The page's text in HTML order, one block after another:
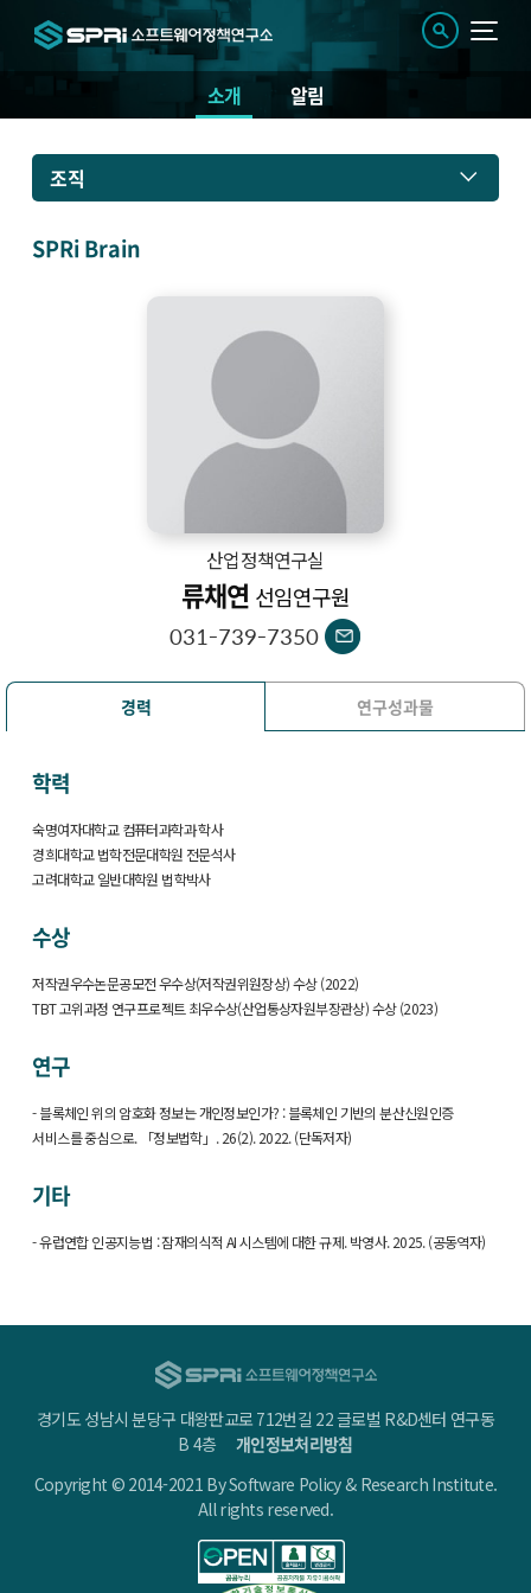
소개 알림
조직
SPRi Brain
산업정책연구실
류채연 선임연구원
031-739-7350
경력 연구성과물
학력
숙명여자대학교 컴퓨터과학과 학사
경희대학교 법학전문대학원 전문석사
고려대학교 일반대학원 법학박사
수상
저작권우수논문공모전 우수상(저작권위원장상) 수상 (2022)
TBT 고위과정 연구프로젝트 최우수상(산업통상자원부장관상) 수상 (2023)
연구
- 블록체인 위의 암호화 정보는 개인정보인가? : 블록체인 기반의 분산신원인증
서비스를 중심으로. 「정보법학」. 26(2). 2022. (단독저자)
기타
- 유럽연합 인공지능법 : 잠재의식적 AI 시스템에 대한 규제. 박영사. 2025. (공동역자)
경기도 성남시 분당구 대왕판교로 712번길 22 글로벌 R&D센터 연구동
B 4층개인정보처리방침
Copyright © 2014-2021 By Software Policy & Research Institute.
All rights reserved.